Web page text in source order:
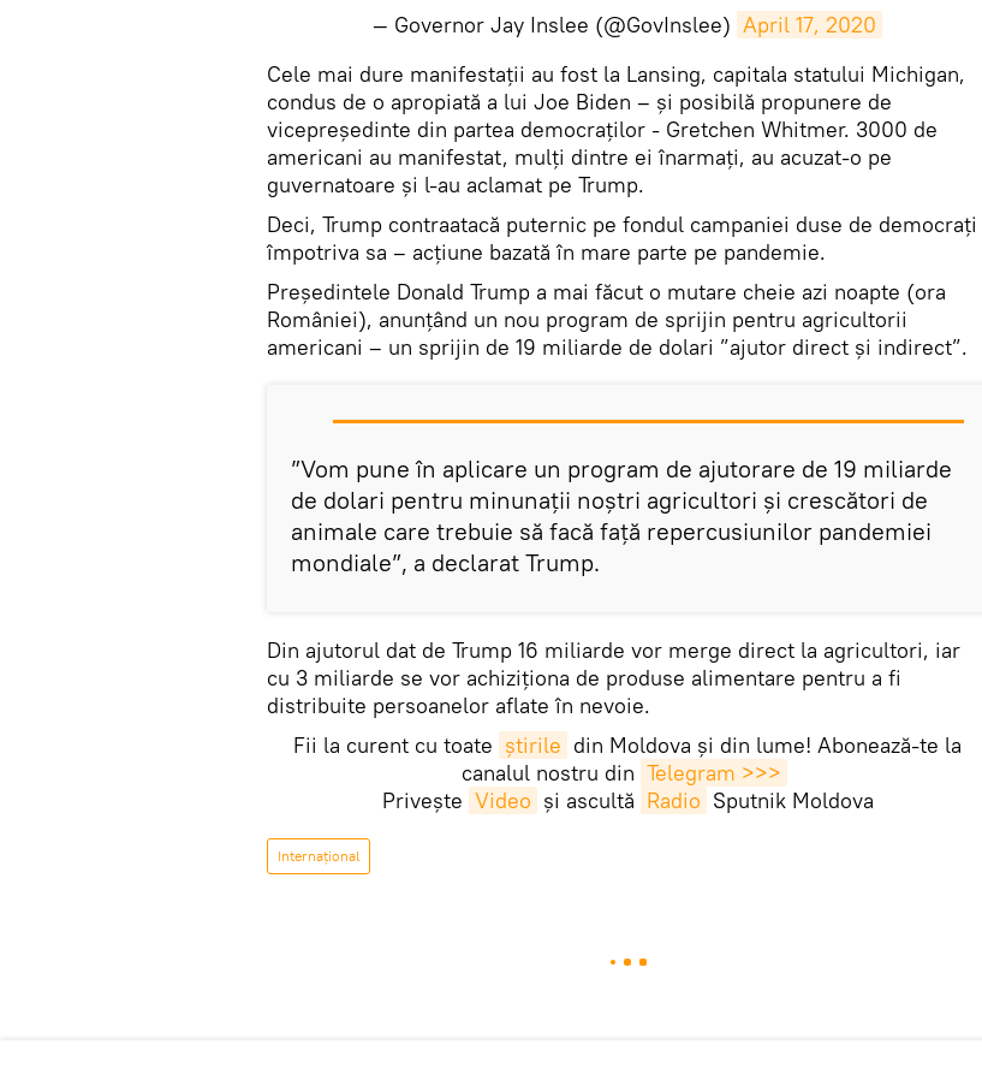
— Governor Jay Inslee (@GovInslee) April 17, 2020
​Cele mai dure manifestații au fost la Lansing, capitala statului Michigan,
condus de o apropiată a lui Joe Biden – și posibilă propunere de
vicepreședinte din partea democraților - Gretchen Whitmer. 3000 de
americani au manifestat, mulți dintre ei înarmați, au acuzat-o pe
guvernatoare și l-au aclamat pe Trump.
Deci, Trump contraatacă puternic pe fondul campaniei duse de democrați
împotriva sa – acțiune bazată în mare parte pe pandemie.
Preşedintele Donald Trump a mai făcut o mutare cheie azi noapte (ora
României), anunţând un nou program de sprijin pentru agricultorii
americani – un sprijin de 19 miliarde de dolari ”ajutor direct şi indirect”.
”Vom pune în aplicare un program de ajutorare de 19 miliarde
de dolari pentru minunaţii noştri agricultori şi crescători de
animale care trebuie să facă faţă repercusiunilor pandemiei
mondiale”, a declarat Trump.
Din ajutorul dat de Trump 16 miliarde vor merge direct la agricultori, iar
cu 3 miliarde se vor achiziţiona de produse alimentare pentru a fi
distribuite persoanelor aflate în nevoie.
Fii la curent cu toate știrile din Moldova și din lume! Abonează-te la
canalul nostru din Telegram >>>
Privește Video și ascultă Radio Sputnik Moldova
Internaţional